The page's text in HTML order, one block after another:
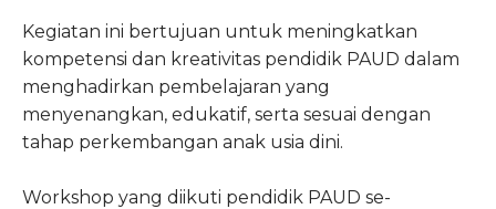
Kegiatan ini bertujuan untuk meningkatkan
kompetensi dan kreativitas pendidik PAUD dalam
menghadirkan pembelajaran yang
menyenangkan, edukatif, serta sesuai dengan
tahap perkembangan anak usia dini.
Workshop yang diikuti pendidik PAUD se-